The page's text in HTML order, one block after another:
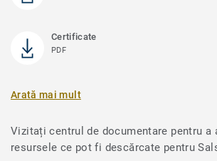
Certificate
PDF
Arată mai mult
Vizitați centrul de documentare pentru a
resursele ce pot fi descărcate pentru